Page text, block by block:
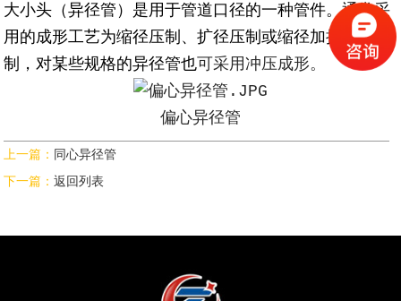
大小头（异径管）是用于管道口径的一种管件。通常采
用的成形工艺为缩径压制、扩径压制或缩径加扩径压
制，对某些规格的异径管也可采用冲压成形。
偏心异径管
上一篇： 同心异径管
下一篇：返回列表